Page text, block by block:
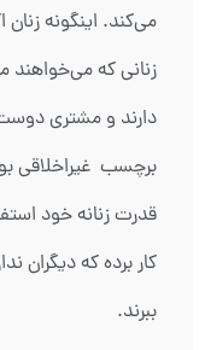
می‌کند. اینگونه زنان
زنانی که می‌خواهند
دارند و مشتری دوست
برچسب غیراخلاقی
قدرت زنانه خود
کار برده که دیگران
ببرند.